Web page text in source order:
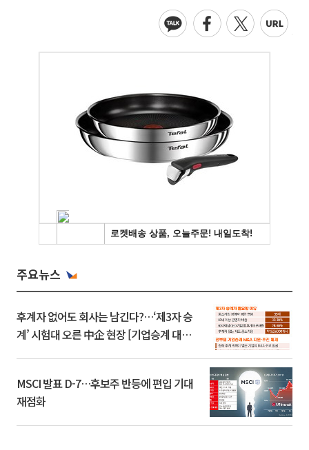
주요뉴스
후계자 없어도 회사는 남긴다?…‘제3자 승
계’ 시험대 오른 中企 현장 [기업승계 대전
MSCI 발표 D-7…후보주 반등에 편입 기대
재점화